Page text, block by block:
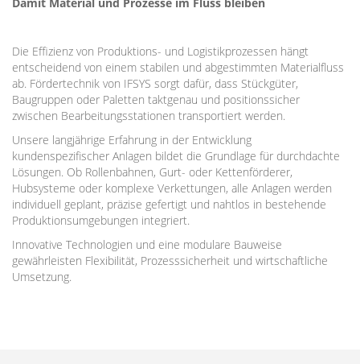
Die Effizienz von Produktions- und Logistikprozessen hängt
entscheidend von einem stabilen und abgestimmten Materialfluss
ab. Fördertechnik von IFSYS sorgt dafür, dass Stückgüter,
Baugruppen oder Paletten taktgenau und positionssicher
zwischen Bearbeitungsstationen transportiert werden.
Unsere langjährige Erfahrung in der Entwicklung
kundenspezifischer Anlagen bildet die Grundlage für durchdachte
Lösungen. Ob Rollenbahnen, Gurt- oder Kettenförderer,
Hubsysteme oder komplexe Verkettungen, alle Anlagen werden
individuell geplant, präzise gefertigt und nahtlos in bestehende
Produktionsumgebungen integriert.
Innovative Technologien und eine modulare Bauweise
gewährleisten Flexibilität, Prozesssicherheit und wirtschaftliche
Umsetzung.